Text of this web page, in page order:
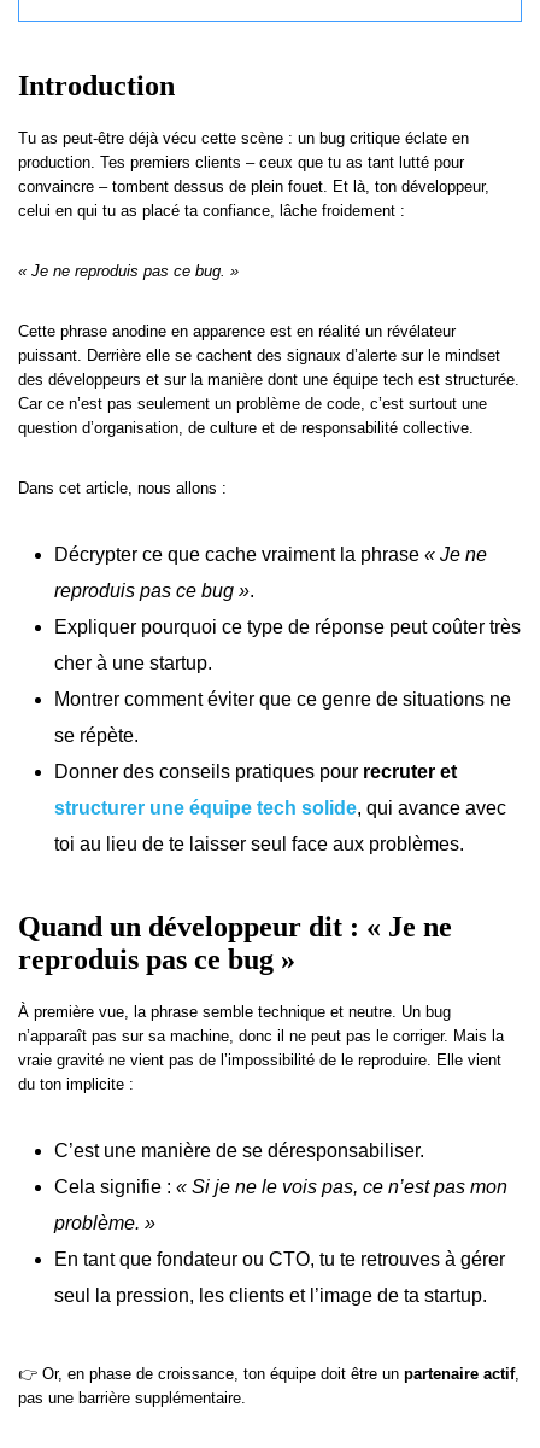
Introduction
Tu as peut-être déjà vécu cette scène : un bug critique éclate en
production. Tes premiers clients – ceux que tu as tant lutté pour
convaincre – tombent dessus de plein fouet. Et là, ton développeur,
celui en qui tu as placé ta confiance, lâche froidement :
« Je ne reproduis pas ce bug. »
Cette phrase anodine en apparence est en réalité un révélateur
puissant. Derrière elle se cachent des signaux d’alerte sur le mindset
des développeurs et sur la manière dont une équipe tech est structurée.
Car ce n’est pas seulement un problème de code, c’est surtout une
question d’organisation, de culture et de responsabilité collective.
Dans cet article, nous allons :
Décrypter ce que cache vraiment la phrase « Je ne
reproduis pas ce bug ».
Expliquer pourquoi ce type de réponse peut coûter très
cher à une startup.
Montrer comment éviter que ce genre de situations ne
se répète.
Donner des conseils pratiques pour recruter et
structurer une équipe tech solide, qui avance avec
toi au lieu de te laisser seul face aux problèmes.
Quand un développeur dit : « Je ne
reproduis pas ce bug »
À première vue, la phrase semble technique et neutre. Un bug
n’apparaît pas sur sa machine, donc il ne peut pas le corriger. Mais la
vraie gravité ne vient pas de l’impossibilité de le reproduire. Elle vient
du ton implicite :
C’est une manière de se déresponsabiliser.
Cela signifie : « Si je ne le vois pas, ce n’est pas mon
problème. »
En tant que fondateur ou CTO, tu te retrouves à gérer
seul la pression, les clients et l’image de ta startup.
👉 Or, en phase de croissance, ton équipe doit être un partenaire actif,
pas une barrière supplémentaire.